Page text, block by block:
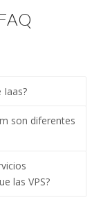
Iaas?
son diferentes
las VPS?